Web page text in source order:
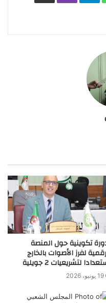
تكوينية حول المنصة
لفرز الأصوات بالخارج
لتشريعيات 2 جويلية
19 يونيو، 2026